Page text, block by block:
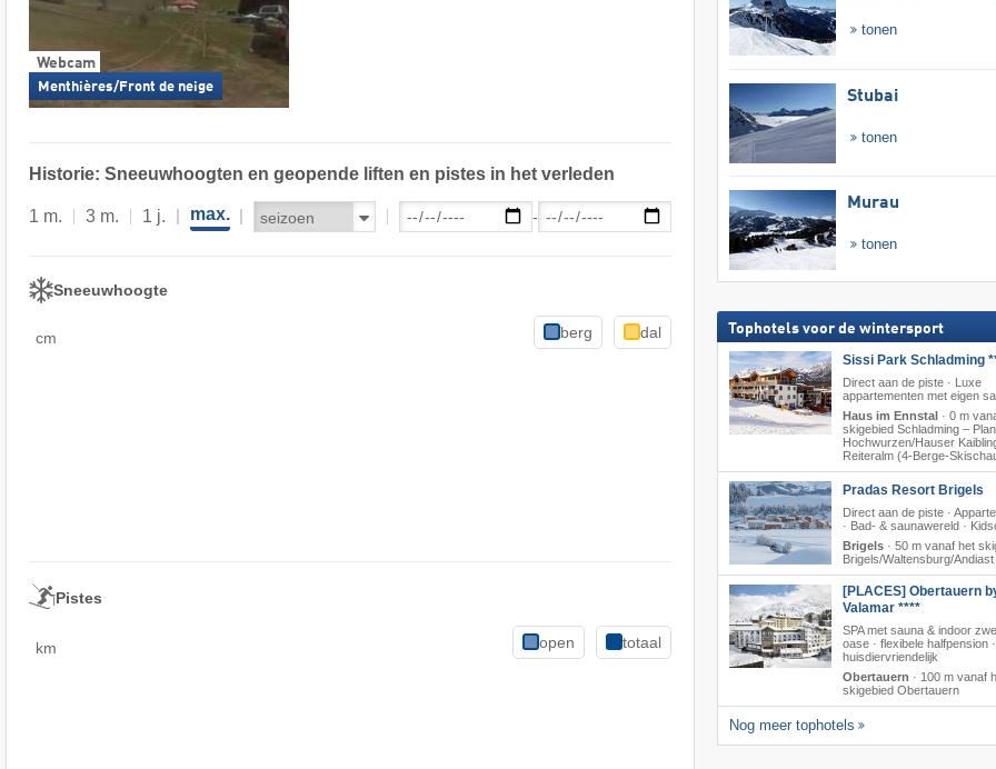
Webcam
Menthières/Front de neige
Historie: Sneeuwhoogten en geopende liften en pistes in het verleden
1 m. 3 m. 1 j. max. -
Sneeuwhoogte
cm berg dal
Pistes
km open totaal
tonen
Stubai
tonen
Murau
tonen
Tophotels voor de wintersport
Sissi Park Schladming
Direct aan de piste · Luxe
appartementen met eigen
Haus im Ennstal· 0 m
skigebied Schladming –
Hochwurzen/​Hauser
Reiteralm (4-Berge-
Pradas Resort Brigels
Direct aan de piste ·
· Bad- & saunawereld ·
Brigels· 50 m vanaf het
Brigels/​Waltensburg/​Andiast
[PLACES] Obertauern
Valamar ****
SPA met sauna & indoor
oase · flexibele halfpension ·
huisdiervriendelijk
Obertauern · 100 m vanaf
skigebied Obertauern
Nog meer tophotels